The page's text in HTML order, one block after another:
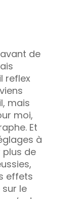
de
reflex
mais
moi,
Et
à
plus de
effets
le